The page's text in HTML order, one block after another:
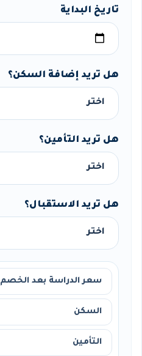
تاريخ البداية
هل تريد إضافة السكن؟
هل تريد التأمين؟
هل تريد الاستقبال؟
سعر الدراسة بعد الخصم
السكن
التأمين